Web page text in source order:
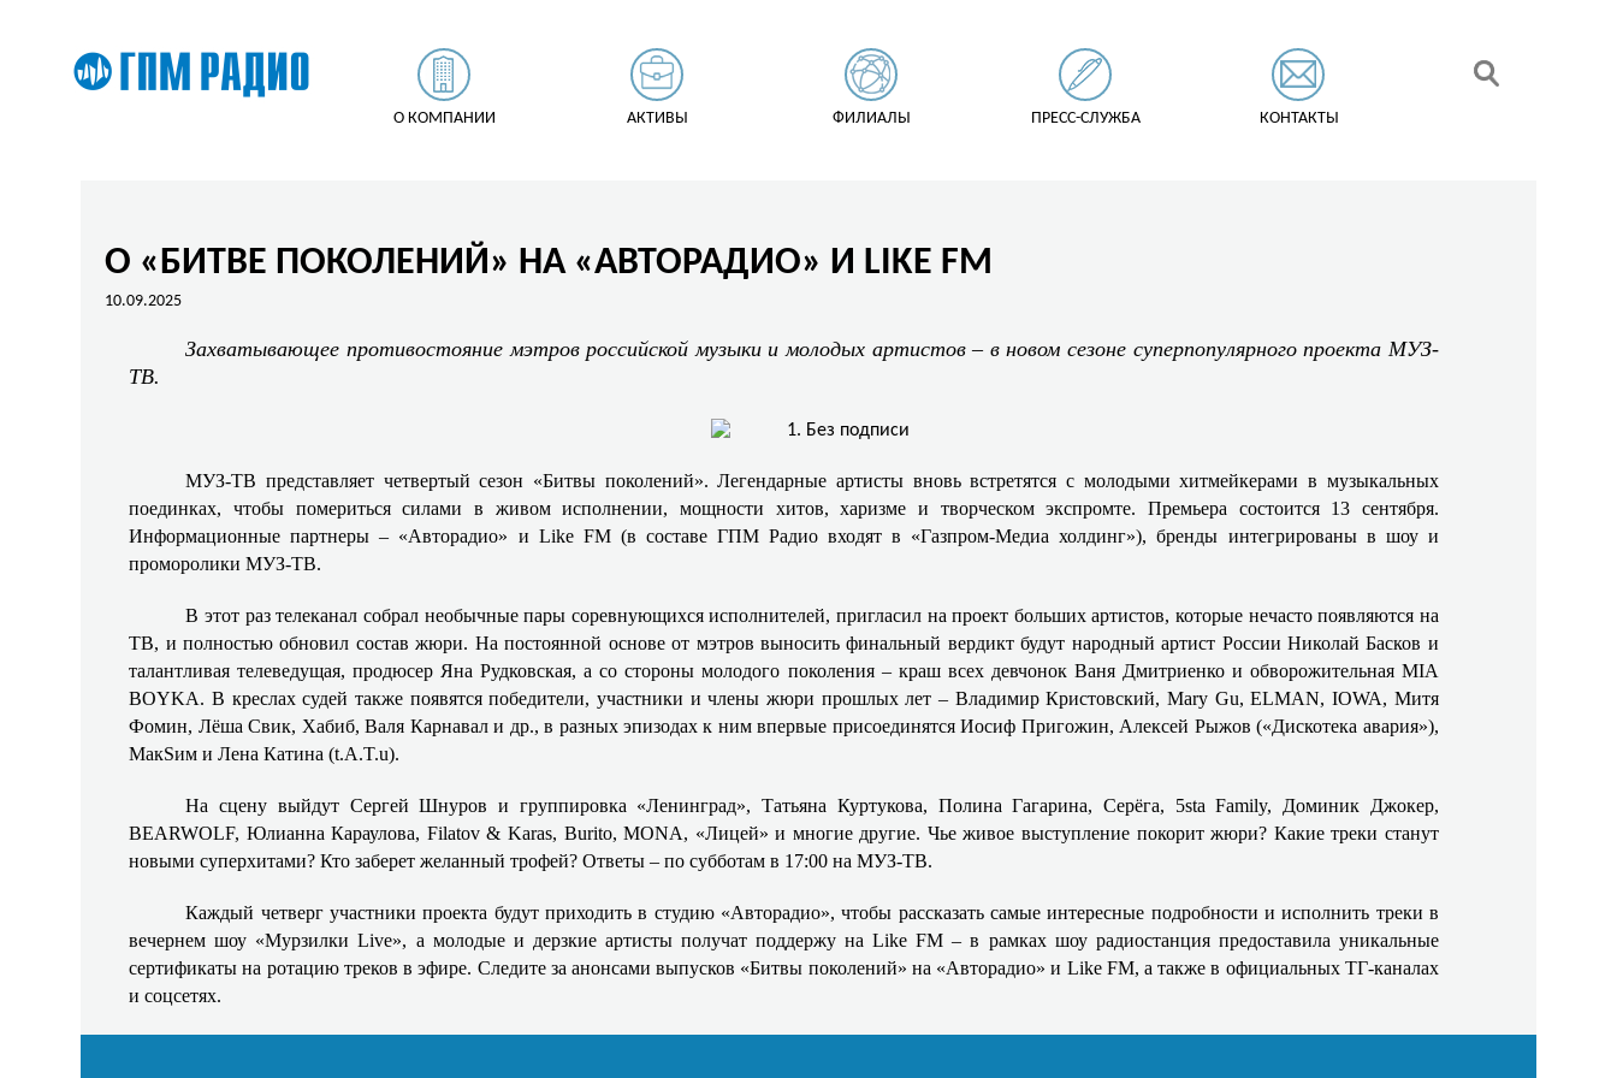
О КОМПАНИИ АКТИВЫ ФИЛИАЛЫ ПРЕСС-СЛУЖБА КОНТАКТЫ
О «БИТВЕ ПОКОЛЕНИЙ» НА «АВТОРАДИО» И LIKE FM
10.09.2025
Захватывающее противостояние мэтров российской музыки и молодых артистов – в новом сезоне суперпопулярного проекта МУЗ-
ТВ.
МУЗ-ТВ представляет четвертый сезон «Битвы поколений». Легендарные артисты вновь встретятся с молодыми хитмейкерами в музыкальных
поединках, чтобы помериться силами в живом исполнении, мощности хитов, харизме и творческом экспромте. Премьера состоится 13 сентября.
Информационные партнеры – «Авторадио» и Like FM (в составе ГПМ Радио входят в «Газпром-Медиа холдинг»), бренды интегрированы в шоу и
проморолики МУЗ-ТВ.
В этот раз телеканал собрал необычные пары соревнующихся исполнителей, пригласил на проект больших артистов, которые нечасто появляются на
ТВ, и полностью обновил состав жюри. На постоянной основе от мэтров выносить финальный вердикт будут народный артист России Николай Басков и
талантливая телеведущая, продюсер Яна Рудковская, а со стороны молодого поколения – краш всех девчонок Ваня Дмитриенко и обворожительная MIA
BOYKA. В креслах судей также появятся победители, участники и члены жюри прошлых лет – Владимир Кристовский, Mary Gu, ELMAN, IOWA, Митя
Фомин, Лёша Свик, Хабиб, Валя Карнавал и др., в разных эпизодах к ним впервые присоединятся Иосиф Пригожин, Алексей Рыжов («Дискотека авария»),
МакSим и Лена Катина (t.A.T.u).
На сцену выйдут Сергей Шнуров и группировка «Ленинград», Татьяна Куртукова, Полина Гагарина, Серёга, 5sta Family, Доминик Джокер,
BEARWOLF, Юлианна Караулова, Filatov & Karas, Burito, MONA, «Лицей» и многие другие. Чье живое выступление покорит жюри? Какие треки станут
новыми суперхитами? Кто заберет желанный трофей? Ответы – по субботам в 17:00 на МУЗ-ТВ.
Каждый четверг участники проекта будут приходить в студию «Авторадио», чтобы рассказать самые интересные подробности и исполнить треки в
вечернем шоу «Мурзилки Live», а молодые и дерзкие артисты получат поддержу на Like FM – в рамках шоу радиостанция предоставила уникальные
сертификаты на ротацию треков в эфире. Следите за анонсами выпусков «Битвы поколений» на «Авторадио» и Like FM, а также в официальных ТГ-каналах
и соцсетях.